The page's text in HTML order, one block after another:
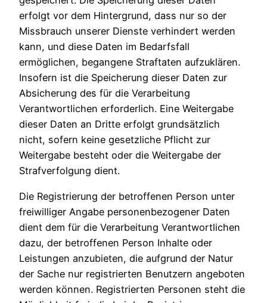
erfolgt vor dem Hintergrund, dass nur so der
Missbrauch unserer Dienste verhindert werden
kann, und diese Daten im Bedarfsfall
ermöglichen, begangene Straftaten aufzuklären.
Insofern ist die Speicherung dieser Daten zur
Absicherung des für die Verarbeitung
Verantwortlichen erforderlich. Eine Weitergabe
dieser Daten an Dritte erfolgt grundsätzlich
nicht, sofern keine gesetzliche Pflicht zur
Weitergabe besteht oder die Weitergabe der
Strafverfolgung dient.
Die Registrierung der betroffenen Person unter
freiwilliger Angabe personenbezogener Daten
dient dem für die Verarbeitung Verantwortlichen
dazu, der betroffenen Person Inhalte oder
Leistungen anzubieten, die aufgrund der Natur
der Sache nur registrierten Benutzern angeboten
werden können. Registrierten Personen steht die